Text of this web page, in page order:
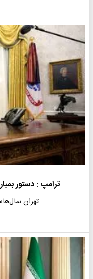
ترامپ : دستور
تهران